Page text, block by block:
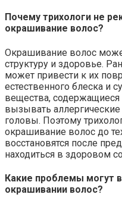
Почему трихологи не
окрашивание волос?
Окрашивание волос
структуру и здоровье.
может привести к их
естественного блеска и
вещества, содержащиеся
вызывать
головы. Поэтому
окрашивание волос до
восстановятся после
находиться в здоровом
Какие проблемы могут
окрашивании волос?